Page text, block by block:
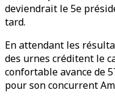
deviendrait le 5e
tard.
En attendant les
des urnes créditent le
confortable avance de
pour son concurrent